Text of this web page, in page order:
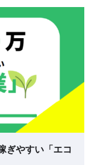
ぎやすい「エコ